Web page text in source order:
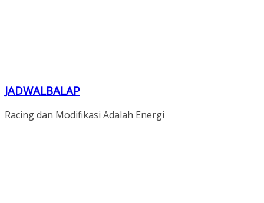
JADWALBALAP
Racing dan Modifikasi Adalah Energi